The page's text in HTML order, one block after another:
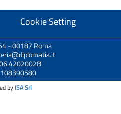
Cookie Setting
- 00187 Roma
by ISA Srl